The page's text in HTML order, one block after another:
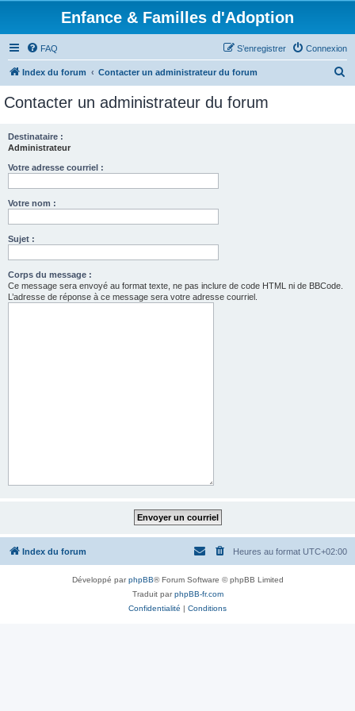
Enfance & Familles d'Adoption
FAQ Connexion
S’enregistrer
Index du forum Contacter un administrateur du forum
Contacter un administrateur du forum
Destinataire :
Administrateur
Votre adresse courriel :
Votre nom :
Sujet :
Corps du message :
Ce message sera envoyé au format texte, ne pas inclure de code HTML ni de BBCode.
L’adresse de réponse à ce message sera votre adresse courriel.
Index du forum Heures au format UTC+02:00
Développé parphpBB® Forum Software © phpBB Limited
Traduit parphpBB-fr.com
Confidentialité | Conditions